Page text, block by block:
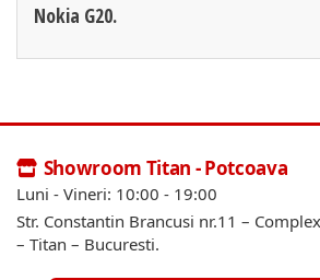
Nokia G20.
Showroom Titan - Potcoava
Luni - Vineri: 10:00 - 19:00
Str. Constantin Brancusi nr.11 –
– Titan – Bucuresti.